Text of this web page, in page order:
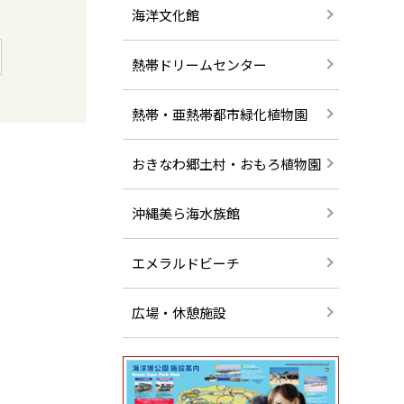
海洋文化館
熱帯ドリームセンター
熱帯・亜熱帯都市緑化植物園
おきなわ郷土村・おもろ植物園
沖縄美ら海水族館
エメラルドビーチ
広場・休憩施設